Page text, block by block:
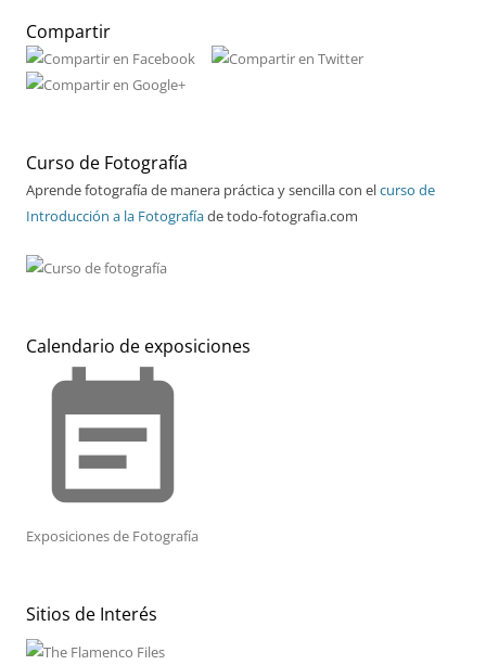
Compartir
Curso de Fotografía
Aprende fotografía de manera práctica y sencilla con elcurso de
Introducción a la Fotografíade todo-fotografia.com
Calendario de exposiciones
event_note
Exposiciones de Fotografía
Sitios de Interés